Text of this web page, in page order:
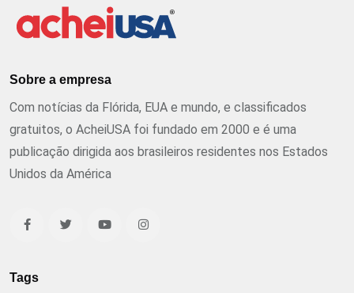
Sobre a empresa
Com notícias da Flórida, EUA e mundo, e classificados
gratuitos, o AcheiUSA foi fundado em 2000 e é uma
publicação dirigida aos brasileiros residentes nos Estados
Unidos da América
Tags